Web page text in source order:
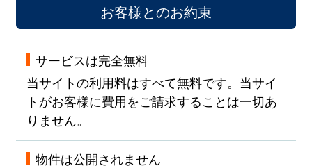
お客様とのお約束
サービスは完全無料
当サイトの利用料はすべて無料です。当サイ
トがお客様に費用をご請求することは一切あ
りません。
物件は公開されません